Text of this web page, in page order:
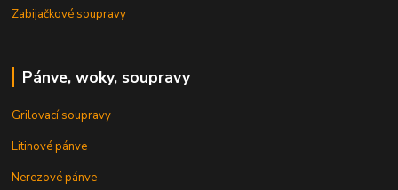
Zabijačkové soupravy
Pánve, woky, soupravy
Grilovací soupravy
Litinové pánve
Nerezové pánve